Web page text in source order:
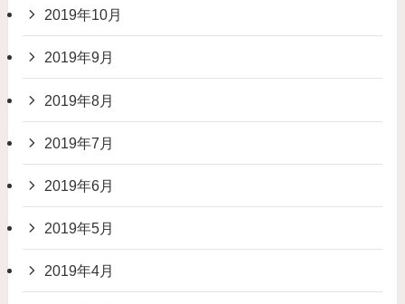
2019年10月
2019年9月
2019年8月
2019年7月
2019年6月
2019年5月
2019年4月